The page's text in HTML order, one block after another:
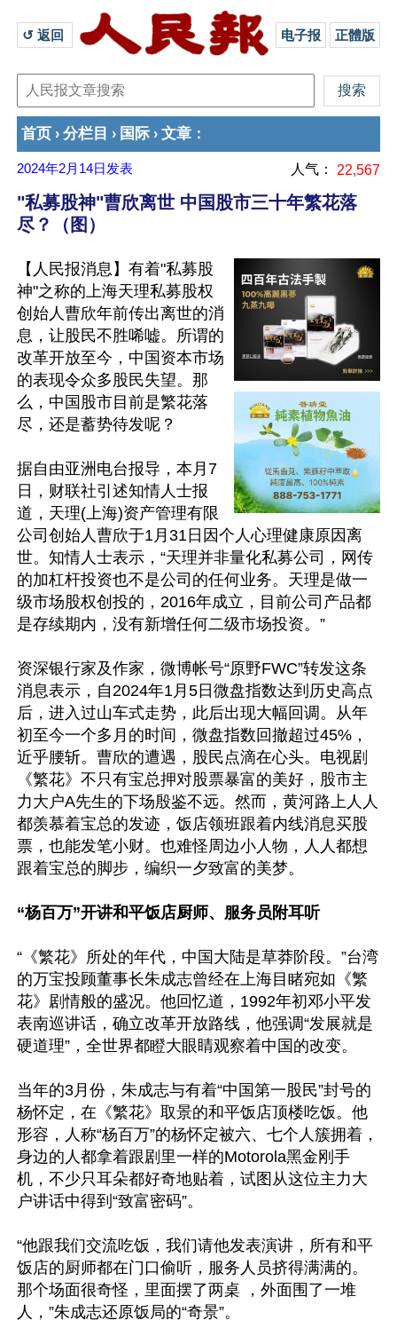
↺ 返回 电子报 正體版
首页 › 分栏目 › 国际 › 文章 ：
2024年2月14日 发表 人气： 22,567
"私募股神"曹欣离世 中国股市三十年繁花落
尽？（图）
【人民报消息】有着"私募股
神"之称的上海天理私募股权
创始人曹欣年前传出离世的消
息，让股民不胜唏嘘。所谓的
改革开放至今，中国资本市场
的表现令众多股民失望。那
么，中国股市目前是繁花落
尽，还是蓄势待发呢？
据自由亚洲电台报导，本月7
日，财联社引述知情人士报
道，天理(上海)资产管理有限
公司创始人曹欣于1月31日因个人心理健康原因离
世。知情人士表示，“天理并非量化私募公司，网传
的加杠杆投资也不是公司的任何业务。天理是做一
级市场股权创投的，2016年成立，目前公司产品都
是存续期内，没有新增任何二级市场投资。”
资深银行家及作家，微博帐号“原野FWC”转发这条
消息表示，自2024年1月5日微盘指数达到历史高点
后，进入过山车式走势，此后出现大幅回调。从年
初至今一个多月的时间，微盘指数回撤超过45%，
近乎腰斩。曹欣的遭遇，股民点滴在心头。电视剧
《繁花》不只有宝总押对股票暴富的美好，股市主
力大户A先生的下场殷鉴不远。然而，黄河路上人人
都羡慕着宝总的发迹，饭店领班跟着内线消息买股
票，也能发笔小财。也难怪周边小人物，人人都想
跟着宝总的脚步，编织一夕致富的美梦。
“杨百万”开讲和平饭店厨师、服务员附耳听
“《繁花》所处的年代，中国大陆是草莽阶段。”台湾
的万宝投顾董事长朱成志曾经在上海目睹宛如《繁
花》剧情般的盛况。他回忆道，1992年初邓小平发
表南巡讲话，确立改革开放路线，他强调“发展就是
硬道理”，全世界都瞪大眼睛观察着中国的改变。
当年的3月份，朱成志与有着“中国第一股民”封号的
杨怀定，在《繁花》取景的和平饭店顶楼吃饭。他
形容，人称“杨百万”的杨怀定被六、七个人簇拥着，
身边的人都拿着跟剧里一样的Motorola黑金刚手
机，不少只耳朵都好奇地贴着，试图从这位主力大
户讲话中得到“致富密码”。
“他跟我们交流吃饭，我们请他发表演讲，所有和平
饭店的厨师都在门口偷听，服务人员挤得满满的。
那个场面很奇怪，里面摆了两桌 ，外面围了一堆
人，”朱成志还原饭局的“奇景”。